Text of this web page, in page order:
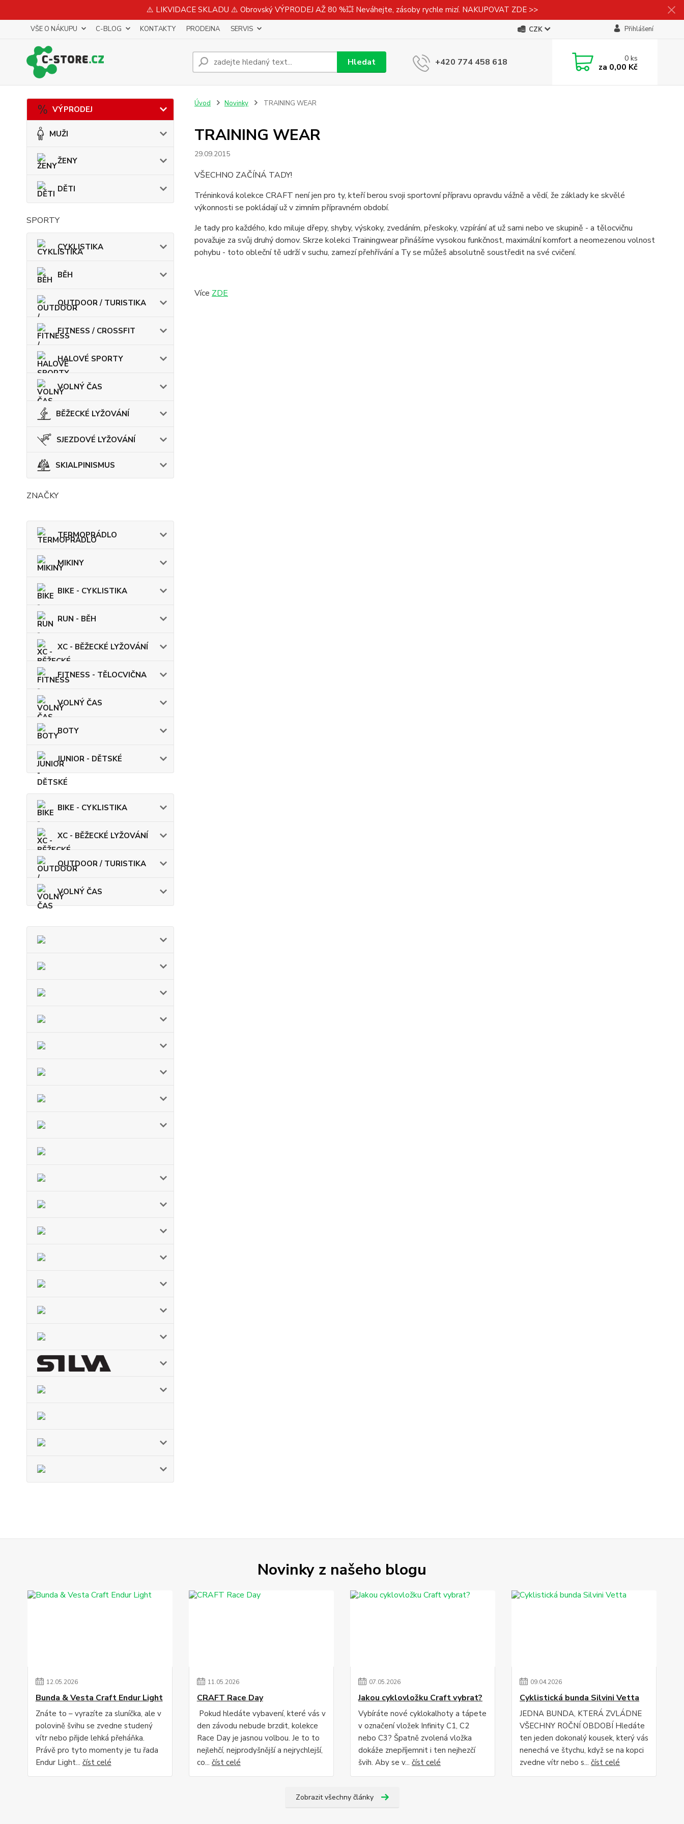
⚠️ LIKVIDACE SKLADU ⚠️ Obrovský VÝPRODEJ AŽ 80 %💥 Neváhejte, zásoby rychle mizí. NAKUPOVAT ZDE >>
VŠE O NÁKUPU C-BLOG KONTAKTY PRODEJNA SERVIS CZK Přihlášení
Hledat +420 774 458 618 0ks
za 0,00 Kč
VÝPRODEJ
MUŽI
ŽENY
DĚTI
SPORTY
CYKLISTIKA
BĚH
OUTDOOR / TURISTIKA
FITNESS / CROSSFIT
HALOVÉ SPORTY
VOLNÝ ČAS
BĚŽECKÉ LYŽOVÁNÍ
SJEZDOVÉ LYŽOVÁNÍ
SKIALPINISMUS
ZNAČKY
TERMOPRÁDLO
MIKINY
BIKE - CYKLISTIKA
RUN - BĚH
XC - BĚŽECKÉ LYŽOVÁNÍ
FITNESS - TĚLOCVIČNA
VOLNÝ ČAS
BOTY
JUNIOR - DĚTSKÉ
BIKE - CYKLISTIKA
XC - BĚŽECKÉ LYŽOVÁNÍ
OUTDOOR / TURISTIKA
VOLNÝ ČAS
Úvod Novinky TRAINING WEAR
TRAINING WEAR
29.09.2015
VŠECHNO ZAČÍNÁ TADY!
Tréninková kolekce CRAFT není jen pro ty, kteří berou svoji sportovní přípravu opravdu vážně a vědí, že základy ke skvělé
výkonnosti se pokládají už v zimním přípravném období.
Je tady pro každého, kdo miluje dřepy, shyby, výskoky, zvedáním, přeskoky, vzpírání ať už sami nebo ve skupině - a tělocvičnu
považuje za svůj druhý domov. Skrze kolekci Trainingwear přinášíme vysokou funkčnost, maximální komfort a neomezenou volnost
pohybu - toto obleční tě udrží v suchu, zamezí přehřívání a Ty se můžeš absolutně soustředit na své cvičení.
Více ZDE
Novinky z našeho blogu
12.05.2026
Bunda & Vesta Craft Endur Light
Znáte to – vyrazíte za sluníčka, ale v
polovině švihu se zvedne studený
vítr nebo přijde lehká přeháňka.
Právě pro tyto momenty je tu řada
Endur Light... číst celé
11.05.2026
CRAFT Race Day
Pokud hledáte vybavení, které vás v
den závodu nebude brzdit, kolekce
Race Day je jasnou volbou. Je to to
nejlehčí, nejprodyšnější a nejrychlejší,
co... číst celé
07.05.2026
Jakou cyklovložku Craft vybrat?
Vybíráte nové cyklokalhoty a tápete
v označení vložek Infinity C1, C2
nebo C3? Špatně zvolená vložka
dokáže znepříjemnit i ten nejhezčí
švih. Aby se v... číst celé
09.04.2026
Cyklistická bunda Silvini Vetta
JEDNA BUNDA, KTERÁ ZVLÁDNE
VŠECHNY ROČNÍ OBDOBÍ Hledáte
ten jeden dokonalý kousek, který vás
nenechá ve štychu, když se na kopci
zvedne vítr nebo s...číst celé
Zobrazit všechny články